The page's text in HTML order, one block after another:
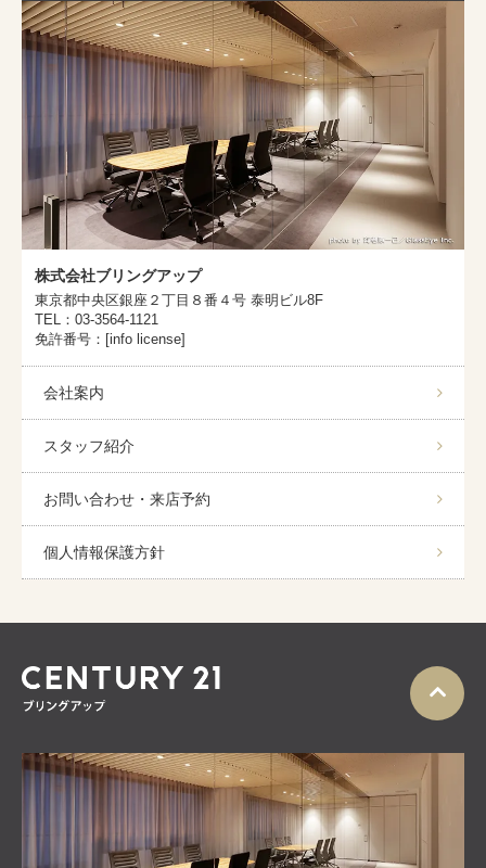
株式会社ブリングアップ
東京都中央区銀座２丁目８番４号 泰明ビル8F
TEL：03-3564-1121
免許番号：[info license]
会社案内
スタッフ紹介
お問い合わせ・来店予約
個人情報保護方針